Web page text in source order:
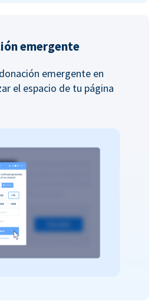
emergente
emergente en
el espacio de tu página